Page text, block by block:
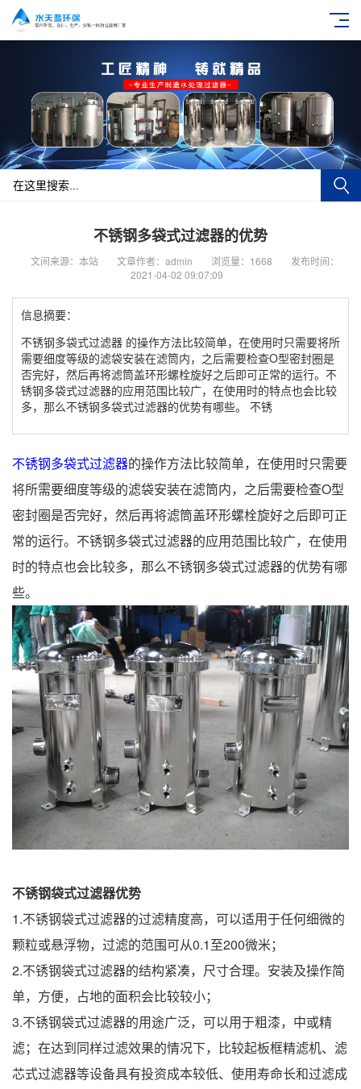
不锈钢多袋式过滤器的优势
文间来源：本站 文章作者：admin 浏览量：1668
发布时间：
2021-04-02 09:07:09
信息摘要：
不锈钢多袋式过滤器 的操作方法比较简单，在使用时只需要将所
需要细度等级的滤袋安装在滤筒内，之后需要检查O型密封圈是
否完好，然后再将滤筒盖环形螺栓旋好之后即可正常的运行。不
锈钢多袋式过滤器的应用范围比较广，在使用时的特点也会比较
多，那么不锈钢多袋式过滤器的优势有哪些。 不锈
不锈钢多袋式过滤器的操作方法比较简单，在使用时只需要
将所需要细度等级的滤袋安装在滤筒内，之后需要检查O型
密封圈是否完好，然后再将滤筒盖环形螺栓旋好之后即可正
常的运行。不锈钢多袋式过滤器的应用范围比较广，在使用
时的特点也会比较多，那么不锈钢多袋式过滤器的优势有哪
些。
不锈钢袋式过滤器优势
1.不锈钢袋式过滤器的过滤精度高，可以适用于任何细微的
颗粒或悬浮物，过滤的范围可从0.1至200微米；
2.不锈钢袋式过滤器的结构紧凑，尺寸合理。安装及操作简
单，方便，占地的面积会比较较小；
3.不锈钢袋式过滤器的用途广泛，可以用于粗漆，中或精
滤；在达到同样过滤效果的情况下，比较起板框精滤机、滤
芯式过滤器等设备具有投资成本较低、使用寿命长和过滤成